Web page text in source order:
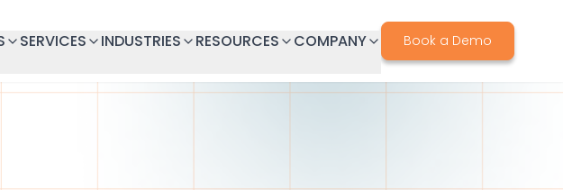
SERVICES INDUSTRIES RESOURCES COMPANY Book a Demo